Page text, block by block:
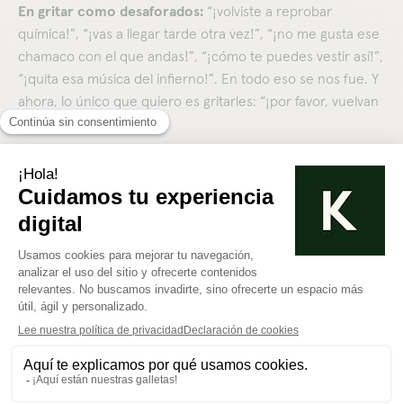
En gritar como desaforados: “¡volviste a reprobar
química!”, “¡vas a llegar tarde otra vez!”, “¡no me gusta ese
chamaco con el que andas!”, “¡cómo te puedes vestir así!”,
“¡quita esa música del infierno!”. En todo eso se nos fue. Y
ahora, lo único que quiero es gritarles: “¡por favor, vuelvan
a casa!”.
Estoy llenando mi nido vacío
Pero bueno, alguna vez vi en la tele que para ese hueco en
el estómago un Snickers era la solución. Mientras me lo
de pintura, luego a un par de baile.Y sí, descubrí que lo
mejor para este silencio es mantener la agenda ocupada
y, sobre todo, el corazón abierto.
propias aventuras… y a mí otra vez me toca descubrir las